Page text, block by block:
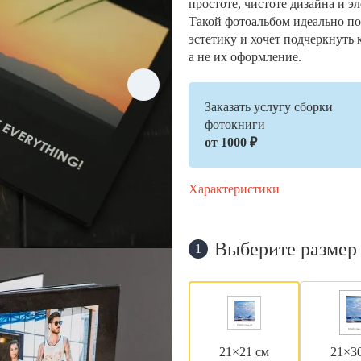
простоте, чистоте дизайна и
Такой фотоальбом идеально
эстетику и хочет
а не их оформление.
Заказать услугу сборки
фотокниги
от 1000 ₽
Характеристики
1 Выберите
21×21 см